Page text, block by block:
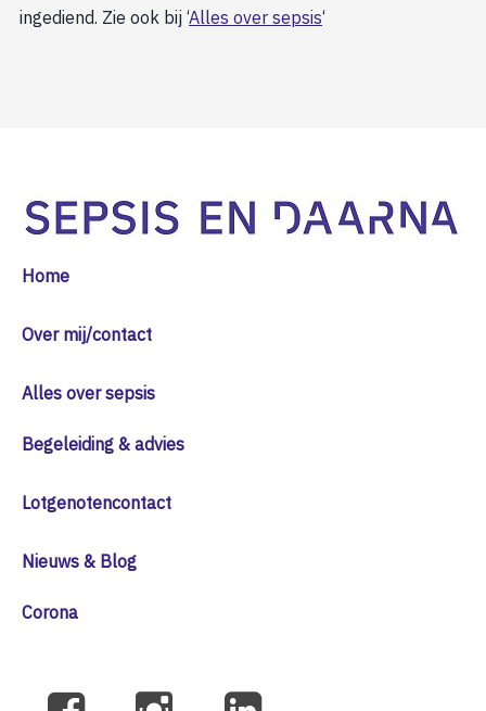
ingediend. Zie ook bij ‘Alles over sepsis‘
Home
Over mij/contact
Alles over sepsis
Begeleiding & advies
Lotgenotencontact
Nieuws & Blog
Corona